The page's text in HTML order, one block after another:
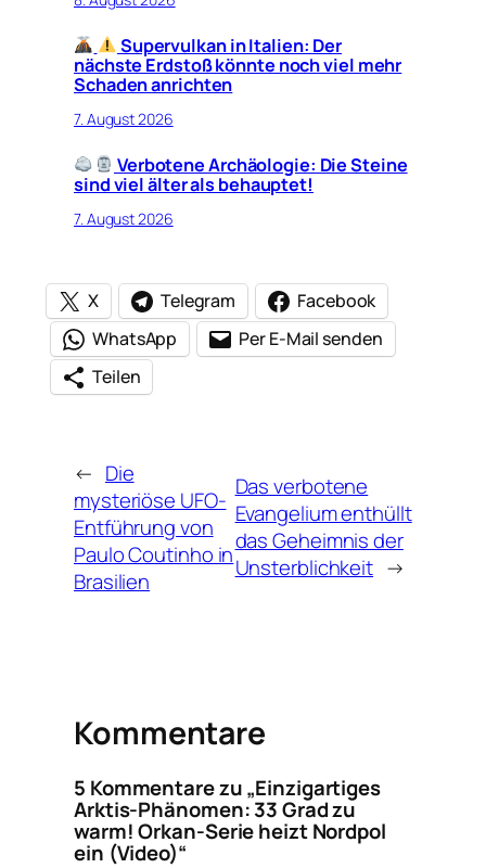
Supervulkan in Italien: Der
nächste Erdstoß könnte noch viel mehr
Schaden anrichten
7. August 2026
Verbotene Archäologie: Die Steine
sind viel älter als behauptet!
7. August 2026
X Telegram
Facebook
WhatsApp
Per E-Mail senden
Teilen
← Die
mysteriöse UFO-
Entführung von
Paulo Coutinho in
Brasilien
Das verbotene
Evangelium enthüllt
das Geheimnis der
Unsterblichkeit →
Kommentare
5 Kommentare zu „E​inzigartiges
Arktis-Phänomen: 33 Grad zu
warm! Orkan-Serie heizt Nordpol
ein (Video)“